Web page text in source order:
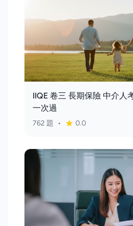
IIQE 卷三 長期保險 中介人
一次過
762 題 • 0.0